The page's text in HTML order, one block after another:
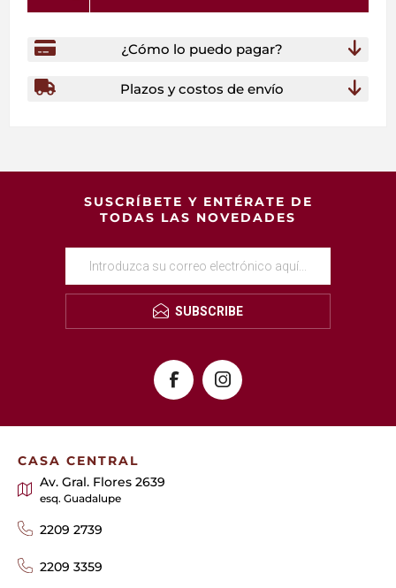
¿Cómo lo puedo pagar?
Plazos y costos de envío
SUSCRÍBETE Y ENTÉRATE DE
TODAS LAS NOVEDADES
SUBSCRIBE
CASA CENTRAL
Av. Gral. Flores 2639
esq. Guadalupe
2209 2739
2209 3359